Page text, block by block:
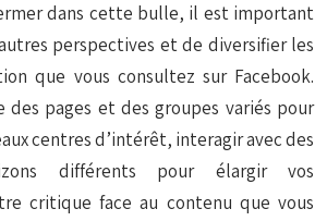
dans cette bulle, il est important
perspectives et de diversifier les
que vous consultez sur Facebook.
des pages et des groupes variés pour
centres d’intérêt, interagir avec des
différents pour élargir vos
critique face au contenu que vous